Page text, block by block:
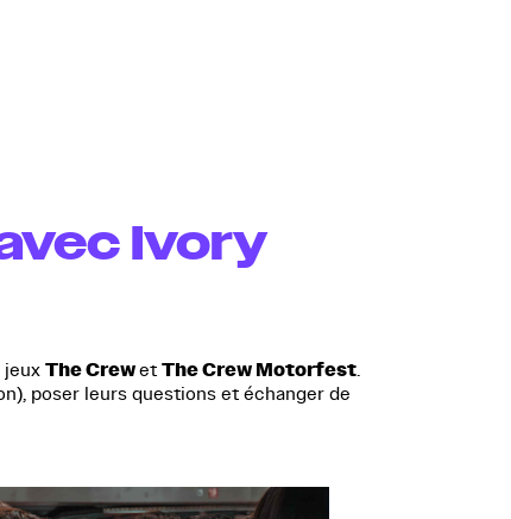
Ivory
jeux The Crewet The Crew Motorfest.
poser leurs questions et échanger de